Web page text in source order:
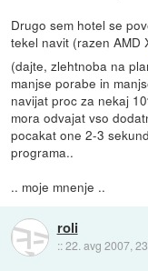
Drugo sem hotel se
tekel navit (razen AMD
(dajte, zlehtnoba na
manjse porabe in
navijat proc za nekaj
mora odvajat vso
pocakat one 2-3
programa..
.. moje mnenje ..
roli
::22. avg 2007,